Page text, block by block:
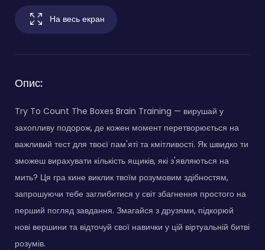
На весь екран
Опис:
Try To Count The Boxes Brain Training — вирушай у
захопливу подорож, де кожен момент перетворюється на
важливий тест для твоєї пам'яті та кмітливості. Як швидко ти
зможеш вирахувати кількість ящиків, які з'являються на
мить? Ця гра кине виклик твоїм розумовим здібностям,
запрошуючи тебе заглибитися у світ збагнення простого на
перший погляд завдання. Змагайся з друзями, підкорюй
нові вершини та відточуй свої навички у цій віртуальній битві
розумів.